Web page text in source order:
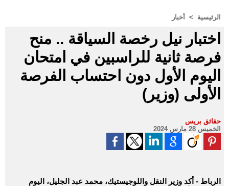
الرئيسية > أخبار
اختبار نيل رخصة السياقة .. منح
فرصة ثانية للراسبين في امتحان
اليوم الأول دون احتساب الفرصة
الأولى (وزير)
حقائق بريس
الخميس 28 مارس 2024
الرباط - أكد وزير النقل واللوجيستيك، محمد عبد الجليل، اليوم